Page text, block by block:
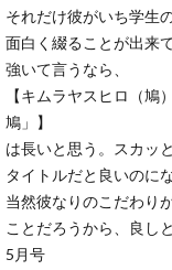
それだけ彼がいち学生
面白く綴ることが出来
強いて言うなら、
【キムラヤスヒロ（
鳩」】
は長いと思う。スカッ
タイトルだと良いのにな
当然彼なりのこだわり
ことだろうから、良し
5月号